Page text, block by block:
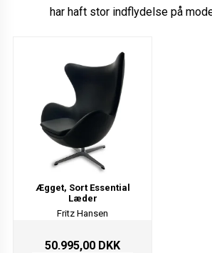
har haft stor indflydelse på
Ægget, Sort Essential
Læder
Fritz Hansen
50.995,00 DKK